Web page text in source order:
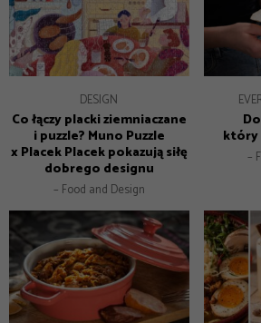
DESIGN
Co łączy placki ziemniaczane
i puzzle? Muno Puzzle
x Placek Placek pokazują siłę
dobrego designu
– Food and Design
który
–